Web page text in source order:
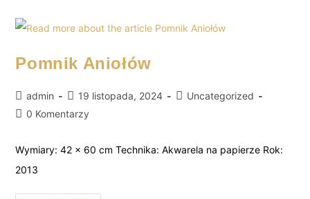
Pomnik Aniołów
admin 19 listopada, 2024
Uncategorized
0 Komentarzy
Wymiary: 42 x 60 cm Technika: Akwarela na papierze Rok:
2013